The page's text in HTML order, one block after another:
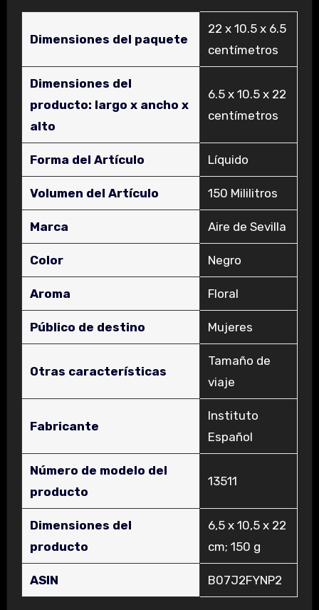
Dimensiones del paquete
‎22 x 10.5 x 6.5
centímetros
Dimensiones del
producto: largo x ancho x
alto
‎6.5 x 10.5 x 22
centímetros
Forma del Artículo ‎Líquido
Volumen del Artículo ‎150 Mililitros
Marca ‎Aire de Sevilla
Color ‎Negro
Aroma ‎Floral
Público de destino ‎Mujeres
Otras características
‎Tamaño de
viaje
Fabricante
‎Instituto
Español
Número de modelo del
producto
‎13511
Dimensiones del
producto
‎6,5 x 10,5 x 22
cm; 150 g
ASIN ‎B07J2FYNP2